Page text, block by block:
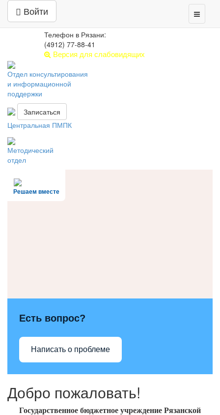
Войти
Toggle
Центр психолого-педагогической,
медицинской и социальной помощи
РЯЗАНСКАЯ ОБЛАСТЬ
Телефон в Рязани:
(4912) 77-88-41
Версия для слабовидящих
Отдел консультирования
и информационной
поддержки
Записаться
Центральная ПМПК
Методический
отдел
Решаем вместе
Есть вопрос?
Написать о проблеме
Добро пожаловать!
Государственное бюджетное учреждение Рязанской